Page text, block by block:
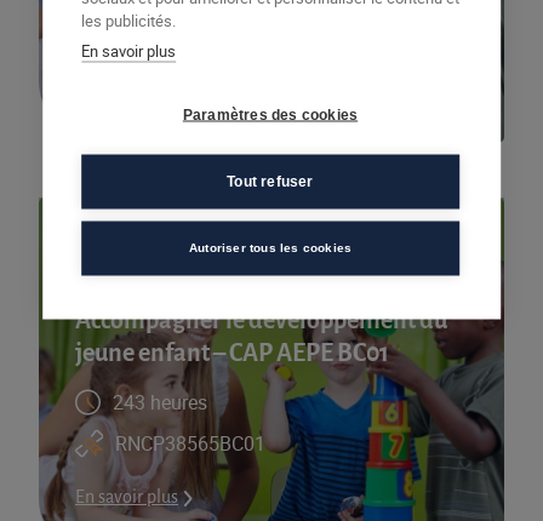
RNCP38565BC02
Services à la personne - Sanitaire et social
Accompagner le développement du
jeune enfant – CAP AEPE BC01
243 heures
RNCP38565BC01
En savoir plus
les publicités.
En savoir plus
Paramètres des cookies
Tout refuser
Autoriser tous les cookies